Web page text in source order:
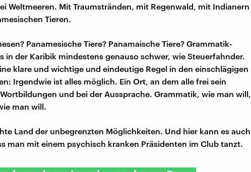
Weltmeeren. Mit Traumstränden, mit Regenwald, mit Indianern
Tieren.
Panamesische Tiere? Panamaische Tiere? Grammatik-
in der Karibik mindestens genauso schwer, wie Steuerfahnder.
klare und wichtige und eindeutige Regel in den einschlägigen
Irgendwie ist alles möglich. Ein Ort, an dem alle frei sein
und bei der Aussprache. Grammatik, wie man will,
man will.
Land der unbegrenzten Möglichkeiten. Und hier kann es auch
man mit einem psychisch kranken Präsidenten im Club tanzt.